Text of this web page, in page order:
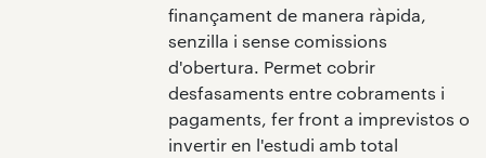
finançament de manera ràpida,
senzilla i sense comissions
d'obertura. Permet cobrir
desfasaments entre cobraments i
pagaments, fer front a imprevistos o
invertir en l'estudi amb total